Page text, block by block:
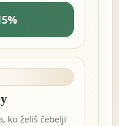
ko želiš čebelji